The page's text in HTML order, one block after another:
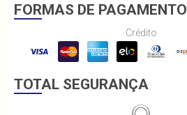
FORMAS DE PAGAMENTO
Crédito
TOTAL SEGURANÇA